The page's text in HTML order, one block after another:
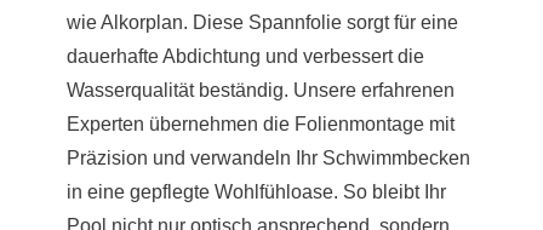
wie Alkorplan. Diese Spannfolie sorgt für eine
dauerhafte Abdichtung und verbessert die
Wasserqualität beständig. Unsere erfahrenen
Experten übernehmen die Folienmontage mit
Präzision und verwandeln Ihr Schwimmbecken
in eine gepflegte Wohlfühloase. So bleibt Ihr
Pool nicht nur optisch ansprechend, sondern